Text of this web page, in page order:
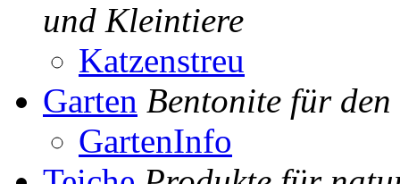
und Kleintiere
Katzenstreu
Garten Bentonite für
GartenInfo